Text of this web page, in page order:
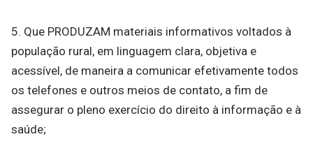
5. Que PRODUZAM materiais informativos voltados à
população rural, em linguagem clara, objetiva e
acessível, de maneira a comunicar efetivamente todos
os telefones e outros meios de contato, a fim de
assegurar o pleno exercício do direito à informação e à
saúde;